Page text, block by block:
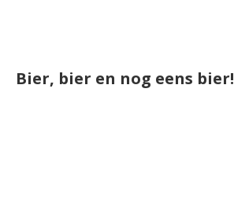
Bier, bier en nog eens bier!